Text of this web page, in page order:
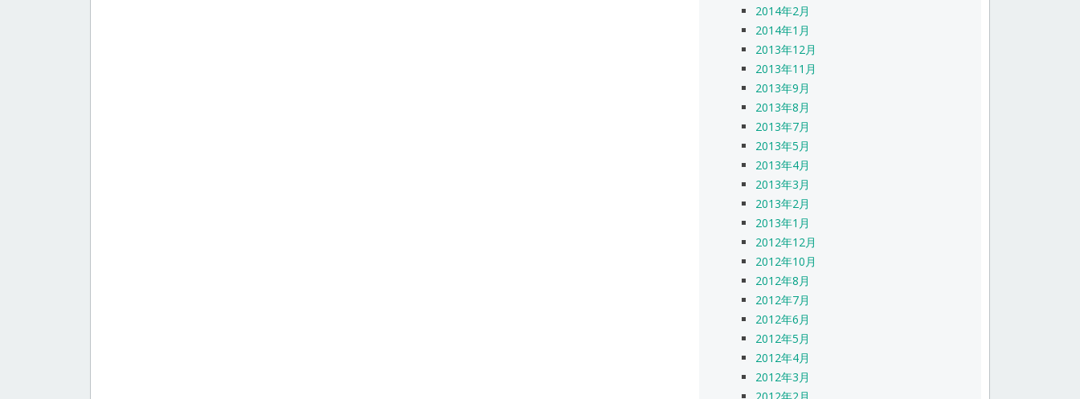
2014年2月
2014年1月
2013年12月
2013年11月
2013年9月
2013年8月
2013年7月
2013年5月
2013年4月
2013年3月
2013年2月
2013年1月
2012年12月
2012年10月
2012年8月
2012年7月
2012年6月
2012年5月
2012年4月
2012年3月